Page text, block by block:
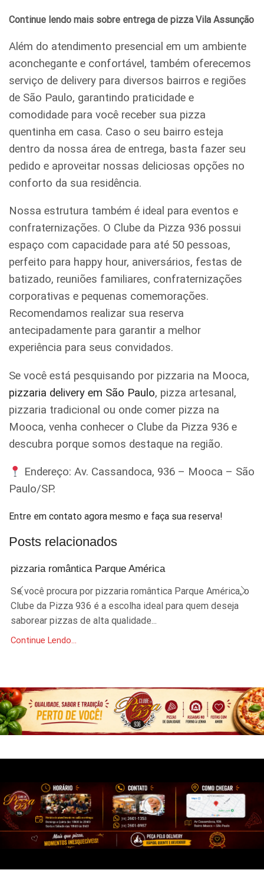
Continue lendo mais sobre entrega de pizza Vila Assunção
Além do atendimento presencial em um ambiente
aconchegante e confortável, também oferecemos
serviço de delivery para diversos bairros e regiões
de São Paulo, garantindo praticidade e
comodidade para você receber sua pizza
quentinha em casa. Caso o seu bairro esteja
dentro da nossa área de entrega, basta fazer seu
pedido e aproveitar nossas deliciosas opções no
conforto da sua residência.
Nossa estrutura também é ideal para eventos e
confraternizações. O Clube da Pizza 936 possui
espaço com capacidade para até 50 pessoas,
perfeito para happy hour, aniversários, festas de
batizado, reuniões familiares, confraternizações
corporativas e pequenas comemorações.
Recomendamos realizar sua reserva
antecipadamente para garantir a melhor
experiência para seus convidados.
Se você está pesquisando por pizzaria na Mooca,
pizzaria delivery em São Paulo, pizza artesanal,
pizzaria tradicional ou onde comer pizza na
Mooca, venha conhecer o Clube da Pizza 936 e
descubra porque somos destaque na região.
Endereço: Av. Cassandoca, 936 – Mooca – São
Paulo/SP.
Entre em contato agora mesmo e faça sua reserva!
Posts relacionados
pizzaria romântica Parque América
Se você procura por pizzaria romântica Parque América, o
Clube da Pizza 936 é a escolha ideal para quem deseja
saborear pizzas de alta qualidade...
Continue Lendo...